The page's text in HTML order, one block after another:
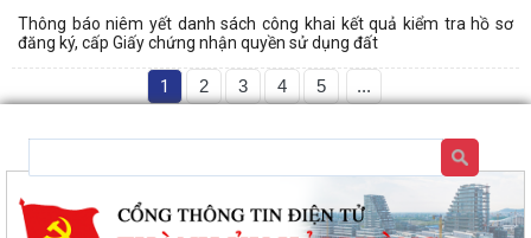
Thông báo niêm yết danh sách công khai kết quả kiểm tra hồ sơ
đăng ký, cấp Giấy chứng nhận quyền sử dụng đất
1 2 3 4 5 ...